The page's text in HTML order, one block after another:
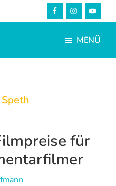
MENÜ
für